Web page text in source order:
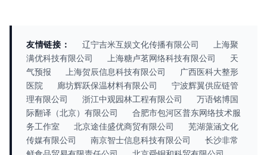
友情链接： 辽宁吉米互娱文化传播有限公司
上海聚
满优科技有限公司
上海糖卢茗网络科技有限公司
天
气预报
上海贺辰信息科技有限公司
广西医科大整形
医院
廊坊辉跃保温材料有限公司
宁波辉翼供应链管
理有限公司
浙江中观园林工程有限公司
万语铭博国
际翻译（北京）有限公司
合肥市包河区普东网络技术服
务工作室
北京途佳盛优商贸有限公司
芜湖蒎涵文化
传媒有限公司
南京智士信息科技有限公司
长沙非常